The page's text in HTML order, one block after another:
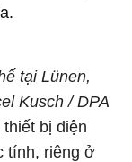
tại Lünen,
Kusch / DPA
bị điện
tính, riêng ở